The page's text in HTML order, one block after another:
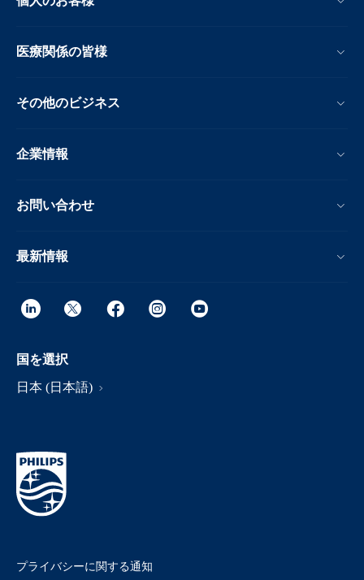
医療関係の皆様
その他のビジネス
企業情報
お問い合わせ
最新情報
国を選択
日本 (日本語)
プライバシーに関する通知